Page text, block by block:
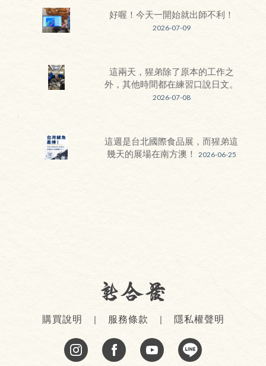
好喔！今天一開始就出師不利！
2026-07-09
這兩天，猩弟除了原本的工作之
外，其他時間都在練習口說日文。
2026-07-08
這週是台北國際食品展，而猩弟這
幾天的展場在南方澳！
2026-06-25
購買說明 服務條款 隱私權聲明